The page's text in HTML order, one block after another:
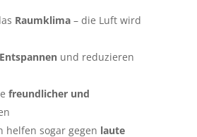
Raumklima – die Luft wird
Entspannen und reduzieren
freundlicher und
helfen sogar gegen laute